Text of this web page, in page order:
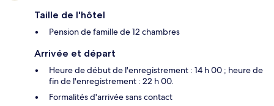
Taille de l'hôtel
Pension de famille de 12 chambres
Arrivée et départ
Heure de début de l'enregistrement : 14 h 00 ; heure de
fin de l'enregistrement : 22 h 00.
Formalités d'arrivée sans contact